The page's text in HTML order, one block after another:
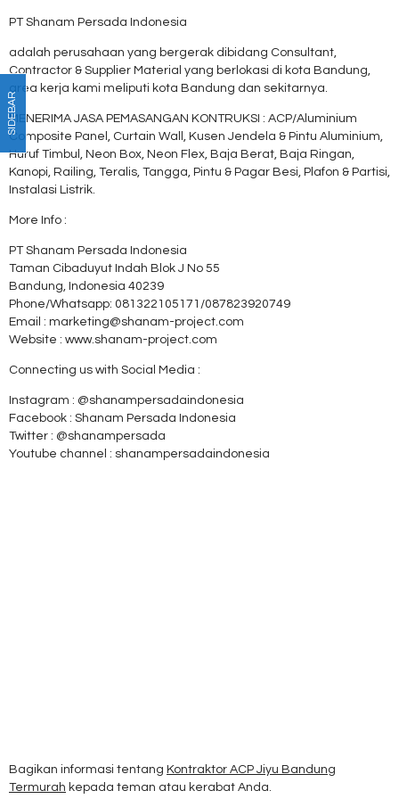
PT Shanam Persada Indonesia
adalah perusahaan yang bergerak dibidang Consultant,
Contractor & Supplier Material yang berlokasi di kota Bandung,
area kerja kami meliputi kota Bandung dan sekitarnya.
MENERIMA JASA PEMASANGAN KONTRUKSI : ACP/Aluminium
Composite Panel, Curtain Wall, Kusen Jendela & Pintu Aluminium,
Huruf Timbul, Neon Box, Neon Flex, Baja Berat, Baja Ringan,
Kanopi, Railing, Teralis, Tangga, Pintu & Pagar Besi, Plafon & Partisi,
Instalasi Listrik.
More Info :
PT Shanam Persada Indonesia
Taman Cibaduyut Indah Blok J No 55
Bandung, Indonesia 40239
Phone/Whatsapp: 081322105171/087823920749
Email : marketing@shanam-project.com
Website : www.shanam-project.com
Connecting us with Social Media :
Instagram : @shanampersadaindonesia
Facebook : Shanam Persada Indonesia
Twitter : @shanampersada
Youtube channel : shanampersadaindonesia
Bagikan informasi tentang Kontraktor ACP Jiyu Bandung
Termurah kepada teman atau kerabat Anda.
SIDEBAR